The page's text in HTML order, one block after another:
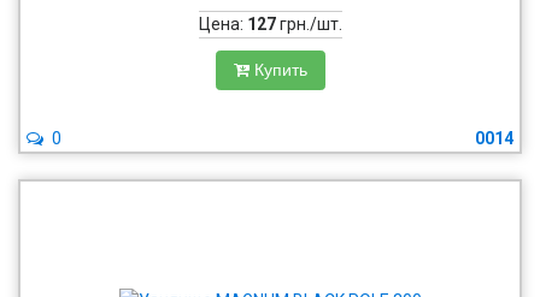
Цена: 127грн./шт.
Купить
0014
0